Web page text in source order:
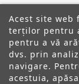
Acest site web
terților pentru
pentru a vă
dvs. prin
navigare.
acestuia,